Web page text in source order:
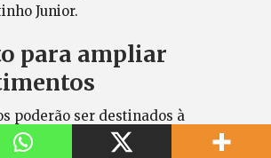
Junior.
para ampliar
poderão ser destinados à
e ampliação de aviários e